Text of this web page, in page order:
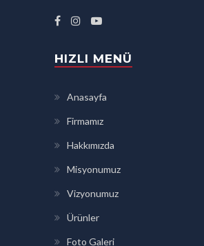
HIZLI MENÜ
Anasayfa
Firmamız
Hakkımızda
Misyonumuz
Vizyonumuz
Ürünler
Foto Galeri